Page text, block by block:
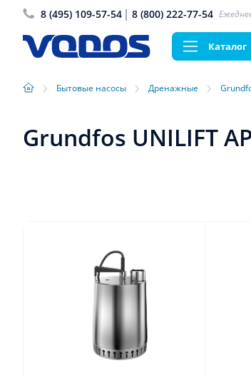
8 (495) 109-57-54 8 (800) 222-77-54
Каталог
› Бытовые насосы › Дренажные ›
Grundfos UNILIFT